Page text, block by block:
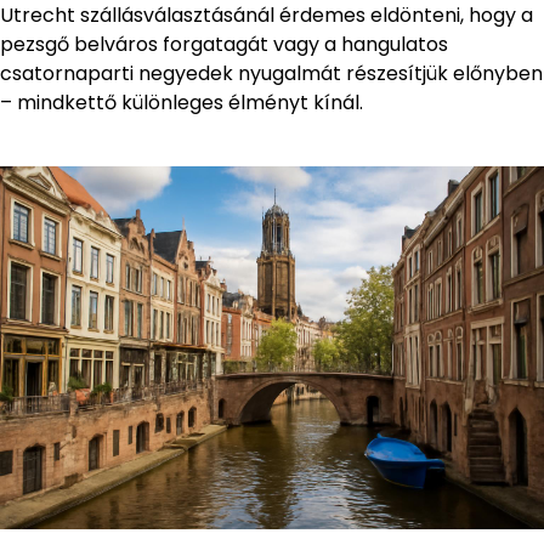
Utrecht szállásválasztásánál érdemes eldönteni, hogy a
pezsgő belváros forgatagát vagy a hangulatos
csatornaparti negyedek nyugalmát részesítjük előnyben
– mindkettő különleges élményt kínál.